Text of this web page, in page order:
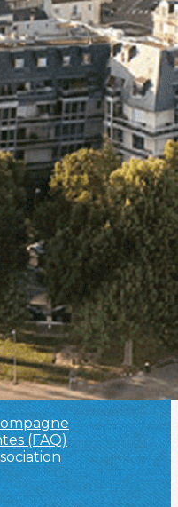
affichées
réseaux sociaux
(FAQ)